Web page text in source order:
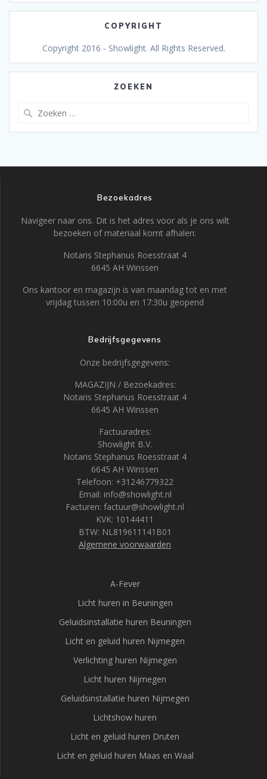
COPYRIGHT
Copyright 2016 - Showlight. All Rights Reserved.
ZOEKEN
Bezoekadres
Navigeer naar ons. Dit is het adres voor als je ons wilt
bezoeken of materiaal komt afhalen:
Notaris Stephanus Roesstraat 4
6645 AH Winssen
Ons kantoor en magazijn is van maandag tot en met
vrijdag tussen 10:00u en 17:30u geopend
Bedrijfsgegevens
Onze bedrijfsgegevens:
MAGAZIJN / Bezoekadres:
Notaris Stephanus Roesstraat 4
6645 AH Winssen
Factuuradres:
Showlight B.V.
Notaris Stephanus Roesstraat 4
6645 AH Winssen
Telefoon: +31246779322
Email: info@showlight.nl
Facturen: factuur@showlight.nl
KVK: 10144411
BTW: NL819611141B01
Algemene voorwaarden
A-Fever
Licht huren in Beuningen
Geluidsinstallatie huren Beuningen
Licht en geluid huren Nijmegen
Verlichting huren Nijmegen
Licht huren Nijmegen
Geluidsinstallatie huren Nijmegen
Lichtshow huren
Licht en geluid huren Druten
Licht en geluid huren Maas en Waal